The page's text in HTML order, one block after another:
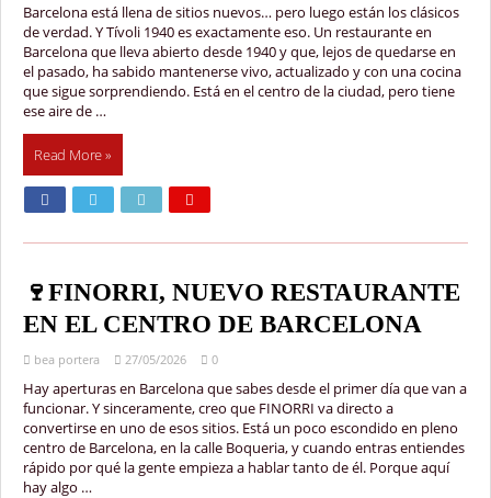
Barcelona está llena de sitios nuevos… pero luego están los clásicos
de verdad. Y Tívoli 1940 es exactamente eso. Un restaurante en
Barcelona que lleva abierto desde 1940 y que, lejos de quedarse en
el pasado, ha sabido mantenerse vivo, actualizado y con una cocina
que sigue sorprendiendo. Está en el centro de la ciudad, pero tiene
ese aire de …
Read More »
🍷FINORRI, NUEVO RESTAURANTE
EN EL CENTRO DE BARCELONA
bea portera 27/05/2026 0
Hay aperturas en Barcelona que sabes desde el primer día que van a
funcionar. Y sinceramente, creo que FINORRI va directo a
convertirse en uno de esos sitios. Está un poco escondido en pleno
centro de Barcelona, en la calle Boqueria, y cuando entras entiendes
rápido por qué la gente empieza a hablar tanto de él. Porque aquí
hay algo …